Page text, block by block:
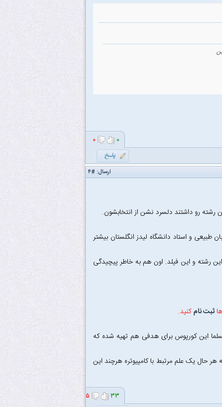
۰ ۰
ارسال: #۴
رو داشتند دلسرد نشن از انتخابشون.
طبیعی و استاد دانشگاه لیدز انگلستان بیشتر
رشته و این فیلد. اون هم به خاطر پیچیدگی
ثبت نامکنید.
این کورپوس برای هدفی هم تهیه شده که
حال یک علم مرتبط با کامپیوتره هرچند این
۳۳ ۵